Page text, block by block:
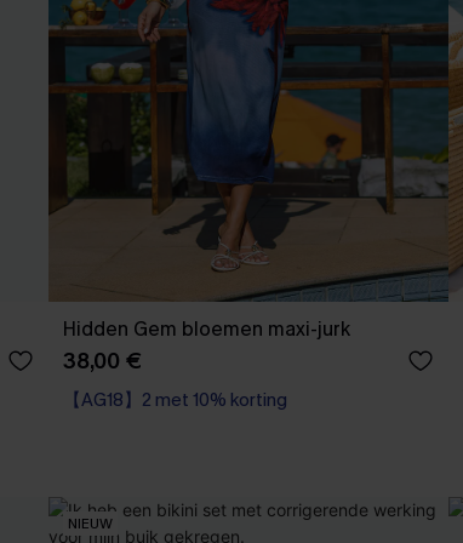
Hidden Gem bloemen maxi-jurk
38,00 €
【AG18】2 met 10% korting
NIEUW